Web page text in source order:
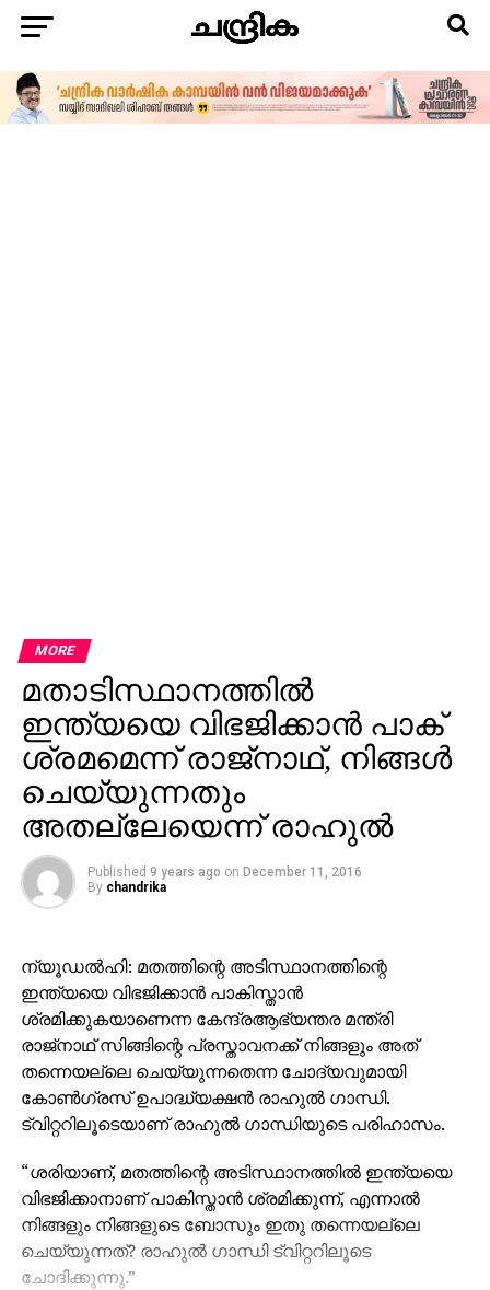
MORE
മതാടിസ്ഥാനത്തില്‍
ഇന്ത്യയെ വിഭജിക്കാന്‍ പാക്
ശ്രമമെന്ന് രാജ്‌നാഥ്, നിങ്ങള്‍
ചെയ്യുന്നതും
അതല്ലേയെന്ന് രാഹുല്‍
Published 9 years ago on December 11, 2016
By chandrika
ന്യൂഡല്‍ഹി: മതത്തിന്റെ അടിസ്ഥാനത്തിന്റെ
ഇന്ത്യയെ വിഭജിക്കാന്‍ പാകിസ്താന്‍
ശ്രമിക്കുകയാണെന്ന കേന്ദ്രആഭ്യന്തര മന്ത്രി
രാജ്‌നാഥ് സിങ്ങിന്റെ പ്രസ്താവനക്ക് നിങ്ങളും അത്
തന്നെയല്ലെ ചെയ്യുന്നതെന്ന ചോദ്യവുമായി
കോണ്‍ഗ്രസ് ഉപാദ്ധ്യക്ഷന്‍ രാഹുല്‍ ഗാന്ധി.
ട്വിറ്ററിലൂടെയാണ് രാഹുല്‍ ഗാന്ധിയുടെ പരിഹാസം.
“ശരിയാണ്, മതത്തിന്റെ അടിസ്ഥാനത്തില്‍ ഇന്ത്യയെ
വിഭജിക്കാനാണ് പാകിസ്താന്‍ ശ്രമിക്കുന്ന്, എന്നാല്‍
നിങ്ങളും നിങ്ങളുടെ ബോസും ഇതു തന്നെയല്ലെ
ചെയ്യുന്നത്? രാഹുല്‍ ഗാന്ധി ട്വിറ്ററിലൂടെ
ചോദിക്കുന്നു.”